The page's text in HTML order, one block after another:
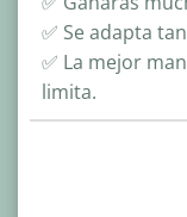
✅ Se adapta
✅ La mejor
limita.